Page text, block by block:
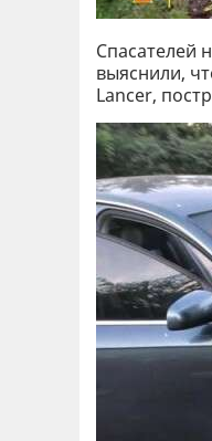
Спасателей
выяснили,
Lancer,